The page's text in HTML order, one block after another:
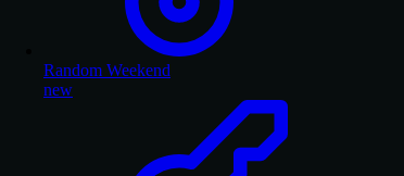
Random Weekend
new